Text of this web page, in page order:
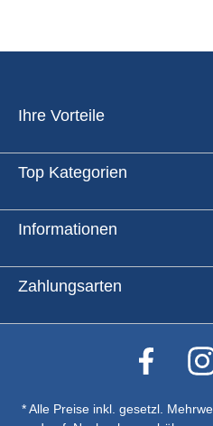
Ihre Vorteile
Top Kategorien
Informationen
Zahlungsarten
* Alle Preise inkl. gesetzl.